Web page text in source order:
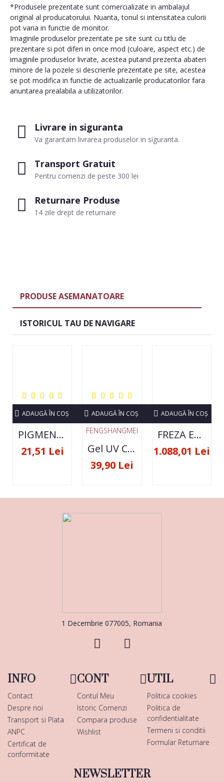
Livrare in siguranta
Va garantam livrarea produselor in siguranta.
Transport Gratuit
Pentru comenzi de peste 300 lei
Returnare Produse
14 zile drept de returnare
*Produsele prezentate sunt comercializate in ambalajul
original al producatorului. Nuanta, tonul si intensitatea culorii
pot varia in functie de monitor.
Imaginile produselor prezentate pe site sunt cu titlu de
prezentare si pot diferi in orice mod (culoare, aspect etc.) de
imaginile produselor livrate, acestea putand prezenta abateri
minore de la pozele si descrierile prezentate pe site, acestea
se pot modifica in functie de actualizarile producatorilor fara
anuntarea prealabila a utilizatorilor.
PRODUSE ASEMANATOARE
ISTORICUL TAU DE NAVIGARE
PIGMENT NEON SET 12 CULORI
21,51 Lei
ADAUGĂ ÎN COŞ
FENGSHANGMEI
Gel UV Constructie FSM 50ML - 07
39,90 Lei
ADAUGĂ ÎN COŞ
FREZA ELECTRICA STRONG 210 35000 RPM- ORIGINALA
1.088,01 Lei
ADAUGĂ ÎN COŞ
1 Decembrie 077005, Romania
INFO
Contact
Despre noi
Transport si Plata
ANPC
Certificat de
conformitate
CONT
Contul Meu
Istoric Comenzi
Compara produse
Wishlist
UTIL
Politica cookies
Politica de
confidentialitate
Termeni si conditii
Formular Returnare
NEWSLETTER